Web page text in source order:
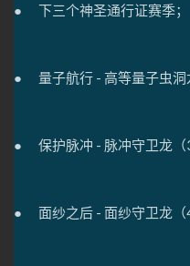
● 下三个神圣通行证赛季；
● 量子航行 - 高等量子虫洞
● 保护脉冲 - 脉冲守卫龙（
● 面纱之后 - 面纱守卫龙（